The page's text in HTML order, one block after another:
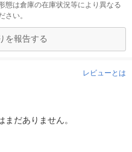
態は倉庫の在庫状況等により異なる
さい。
を報告する
レビューとは
だありません。